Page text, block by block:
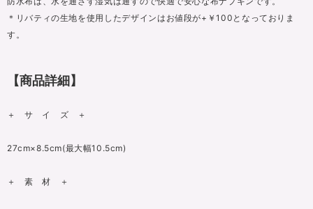
＊リバティの生地を使用したデザインはお値段が+￥100となっておりま
す。
【商品詳細】
＋ サ イ ズ ＋
27cm×8.5cm(最大幅10.5cm)
＋ 素 材 ＋